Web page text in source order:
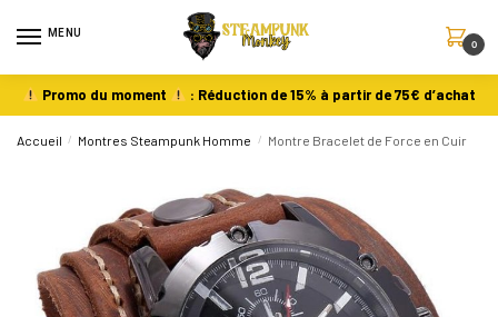
MENU
0
Promo du moment : Réduction de 15% à partir de 75€ d’achat
Accueil / Montres Steampunk Homme / Montre Bracelet de Force en Cuir